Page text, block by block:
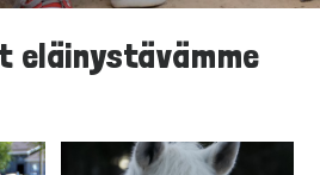
eläinystävämme